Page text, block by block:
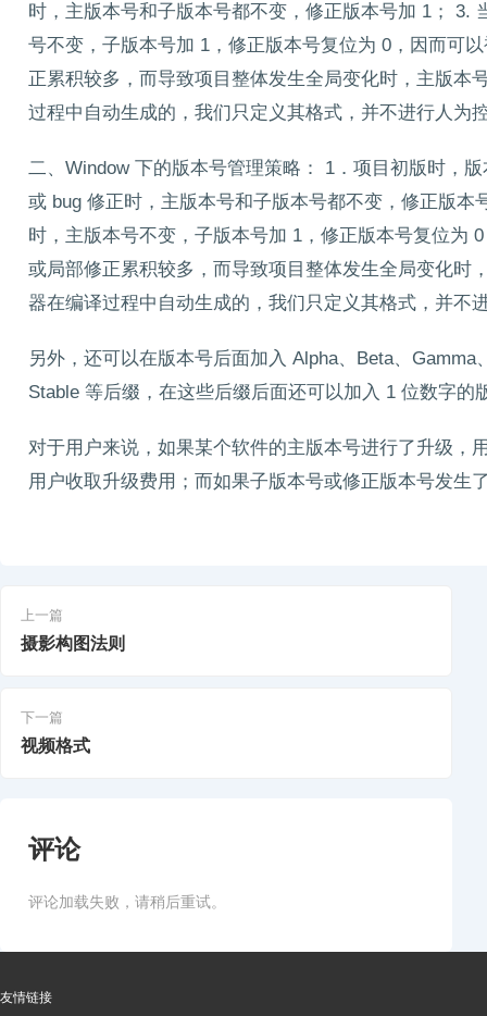
时，主版本号和子版本号都不变，修正版本号加 1； 3.
号不变，子版本号加 1，修正版本号复位为 0，因而可
正累积较多，而导致项目整体发生全局变化时，主版本
过程中自动生成的，我们只定义其格式，并不进行人为
二、Window 下的版本号管理策略： 1．项目初版时，
或 bug 修正时，主版本号和子版本号都不变，修正版
时，主版本号不变，子版本号加 1，修正版本号复位为
或局部修正累积较多，而导致项目整体发生全局变化时
器在编译过程中自动生成的，我们只定义其格式，并不
另外，还可以在版本号后面加入 Alpha、Beta、
Stable 等后缀，在这些后缀后面还可以加入 1 位数字的
对于用户来说，如果某个软件的主版本号进行了升级，
用户收取升级费用；而如果子版本号或修正版本号发生
上一篇
摄影构图法则
下一篇
视频格式
评论
评论加载失败，请稍后重试。
友情链接